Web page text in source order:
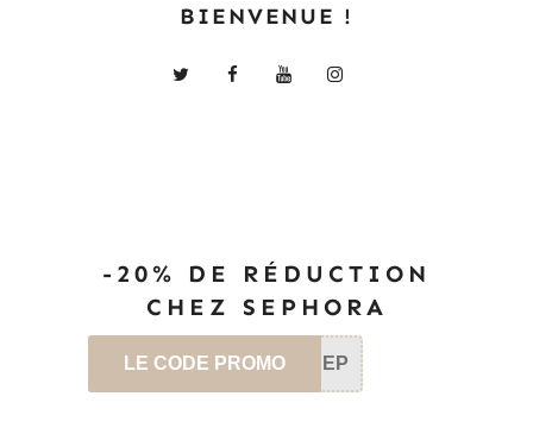
BIENVENUE !
-20% DE RÉDUCTION
CHEZ SEPHORA
LE CODE PROMO SEP